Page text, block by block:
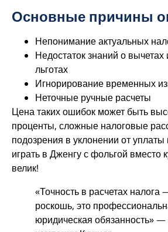
Основные причины
Непонимание актуальных
Недостаток знаний о
льготах
Игнорирование временных
Неточные ручные расчеты
Цена таких ошибок может быть
проценты, сложные налоговые
подозрения в уклонении от уплаты
играть в Дженгу с фольгой вместо
велик!
«Точность в расчетах налога
роскошь, это
юридическая обязанность» —